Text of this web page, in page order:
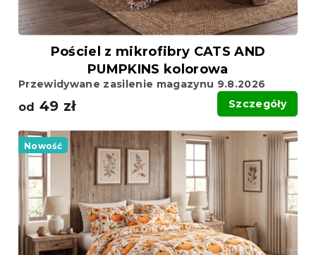
Pościel z mikrofibry CATS AND
PUMPKINS kolorowa
Przewidywane zasilenie magazynu 9.8.2026
od 49 zł Szczegóły
Nowość